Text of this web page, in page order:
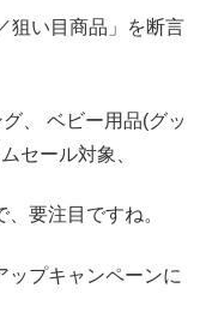
狙い目商品」を断言
、 ベビー用品(グッ
セール対象、
要注目ですね。
ップキャンペーンに